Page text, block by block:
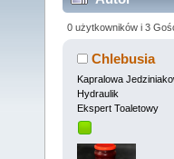
0 użytkowników i 3
Chlebusia
Kapralowa
Hydraulik
Ekspert Toaletowy